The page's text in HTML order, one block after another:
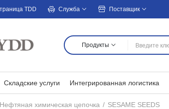
TDD Служба Поставщик
Продукты
Складские услуги Интегрированная логистика
Нефтяная химическая цепочка SESAME SEEDS